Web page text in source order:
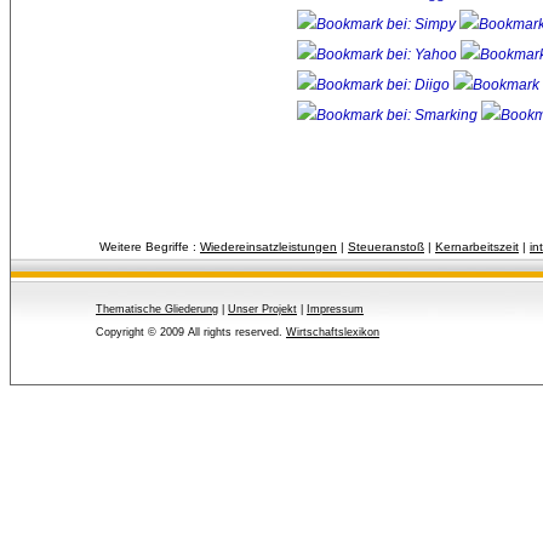
Weitere Begriffe : Wiedereinsatzleistungen | Steueranstoß | Kernarbeitszeit |
Thematische Gliederung Unser Projekt
Impressum
Copyright © 2009 All rights reserved. Wirtschaftslexikon